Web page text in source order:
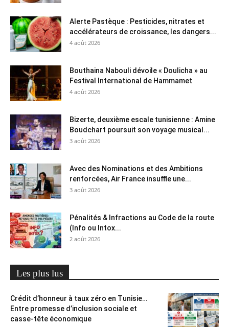
Alerte Pastèque : Pesticides, nitrates et
accélérateurs de croissance, les dangers...
4 août 2026
Bouthaina Nabouli dévoile « Doulicha » au
Festival International de Hammamet
4 août 2026
Bizerte, deuxième escale tunisienne : Amine
Boudchart poursuit son voyage musical...
3 août 2026
Avec des Nominations et des Ambitions
renforcées, Air France insuffle une...
3 août 2026
Pénalités & Infractions au Code de la route
(Info ou Intox...
2 août 2026
Les plus lus
Crédit d’honneur à taux zéro en Tunisie…
Entre promesse d’inclusion sociale et
casse-tête économique